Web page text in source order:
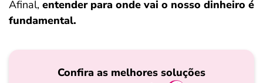
Afinal, entender para onde vai o nosso dinheiro é
fundamental.
Confira as melhores soluções